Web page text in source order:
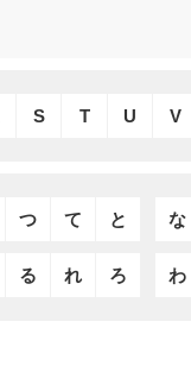
S T U V
つ て と な
る れ ろ わ